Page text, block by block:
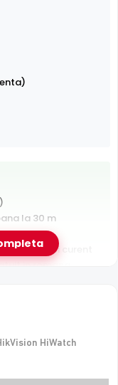
la 30 m
si inghet
date si curent
in romana
un NVR sau
audio
HiWatch